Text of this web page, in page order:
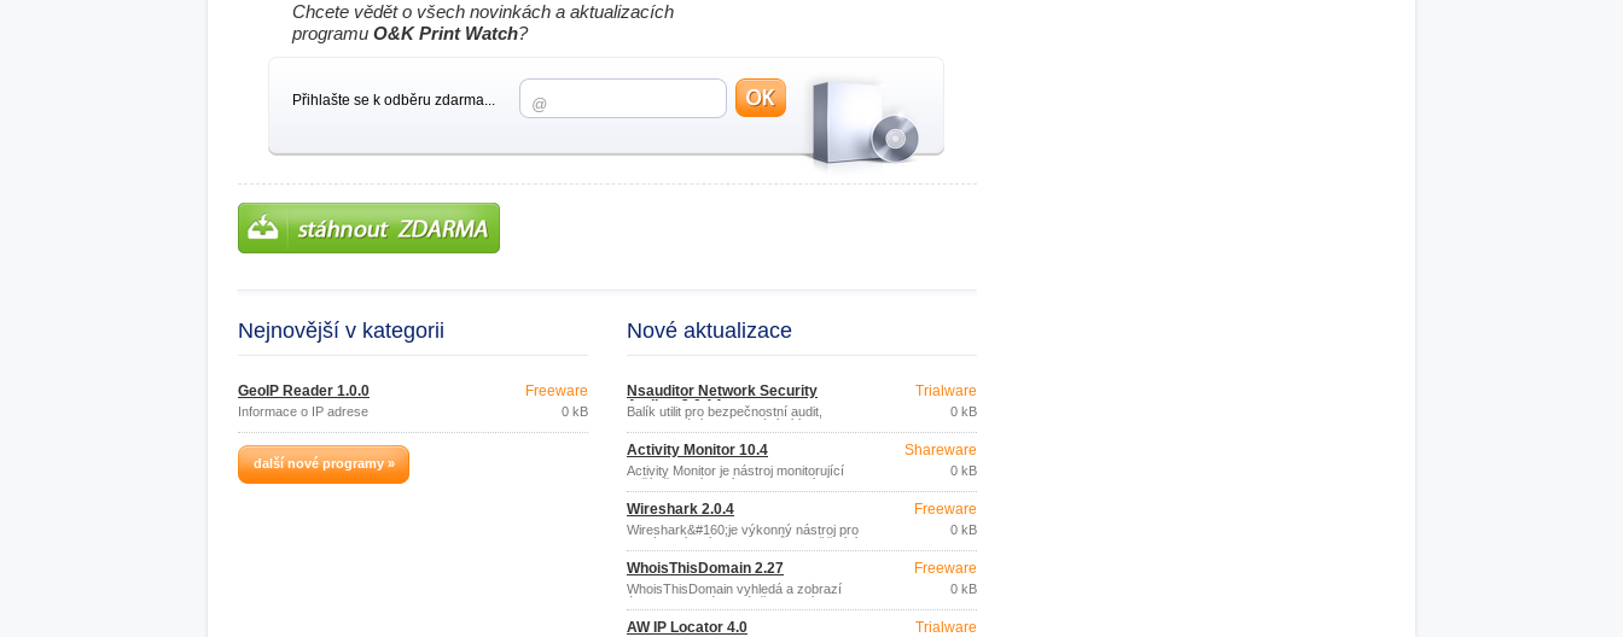
Chcete vědět o všech novinkách a aktualizacích
programu O&K Print Watch?
Přihlašte se k odběru zdarma...
Nejnovější v kategorii
GeoIP Reader 1.0.0
Informace o IP adrese
Freeware
0 kB
další nové programy »
Nové aktualizace
Nsauditor Network Security
Auditor 3.0.14
Balík utilit pro bezpečnostní audit,
monitorování a skenování sítí.
Trialware
0 kB
Activity Monitor 10.4
Activity Monitor je nástroj monitorující
počítače v síti: snímky pracovní plochy,
spuštěné programy, navštívené weby,
stisknuté klávesy apod.
Shareware
0 kB
Wireshark 2.0.4
Wireshark&#160;je výkonný nástroj pro
analýzu síťových protokolů, umožňující
zachytávání a podrobné zkoumání dat
protékajících sítí nebo zachycených a
uložených na disku.
Freeware
0 kB
WhoisThisDomain 2.27
WhoisThisDomain vyhledá a zobrazí
údaje o zadané doméně (vlastník,
informace o registraci).
Freeware
0 kB
AW IP Locator 4.0 Trialware